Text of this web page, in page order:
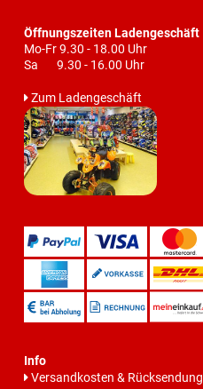
Öffnungszeiten Ladengeschäft
Mo-Fr 9.30 - 18.00 Uhr
Sa 9.30 - 16.00 Uhr
Zum Ladengeschäft
Info
Versandkosten & Rücksendung